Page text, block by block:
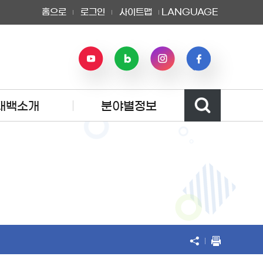
홈으로 로그인 사이트맵 LANGUAGE
백소개 분야별정보